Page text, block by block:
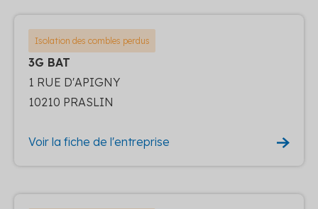
Isolation des combles perdus
3G BAT
1 RUE D'APIGNY
10210 PRASLIN
Voir la fiche de l'entreprise